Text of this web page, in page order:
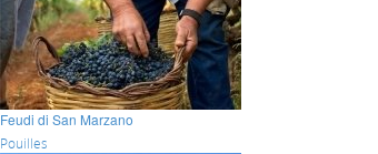
Feudi di San Marzano
Pouilles